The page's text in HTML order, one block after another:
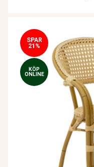
SPAR
21%
KÖP
ONLINE